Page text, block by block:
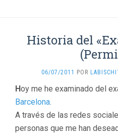
Historia del
06/07/2011 POR
Hoy me he examinado del
Barcelona.
A través de las redes
personas que me han